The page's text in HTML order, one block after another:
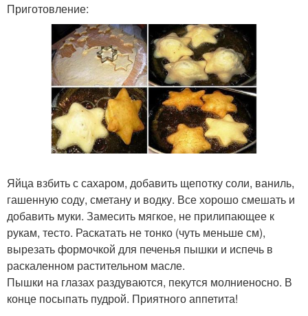
Приготовление:
Яйца взбить с сахаром, добавить щепотку соли, ваниль,
гашенную соду, сметану и водку. Все хорошо смешать и
добавить муки. Замесить мягкое, не прилипающее к
рукам, тесто. Раскатать не тонко (чуть меньше см),
вырезать формочкой для печенья пышки и испечь в
раскаленном растительном масле.
Пышки на глазах раздуваются, пекутся молниеносно. В
конце посыпать пудрой. Приятного аппетита!